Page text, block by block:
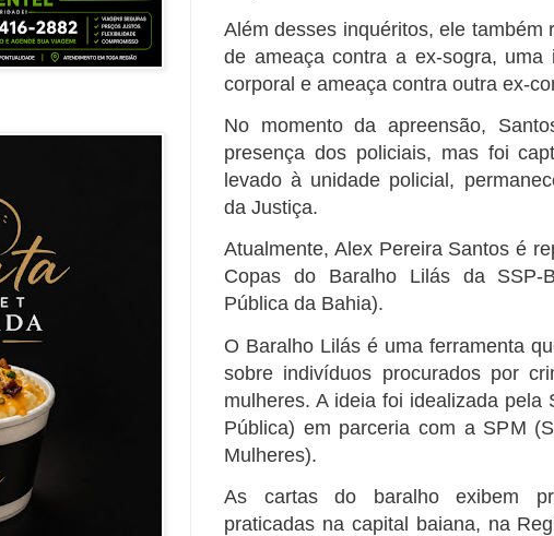
Além desses inquéritos, ele também
de ameaça contra a ex-sogra,
corporal e ameaça contra outra ex-
No momento da apreensão,
presença dos policiais, mas foi
levado à unidade policial,
da Justiça.
Atualmente, Alex Pereira Santos é
Copas do Baralho Lilás da SSP-
Pública da Bahia).
O Baralho Lilás é uma ferramenta
sobre indivíduos procurados por
mulheres. A ideia foi idealizada pela
Pública) em parceria com a SPM
Mulheres).
As cartas do baralho exibem
praticadas na capital baiana, na